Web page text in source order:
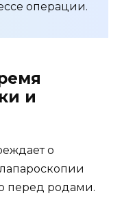
операции.
и
о
перед родами.